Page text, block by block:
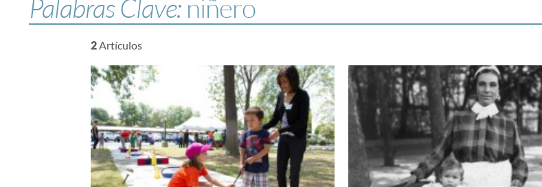
Palabras Clave: niñero
2Artículos